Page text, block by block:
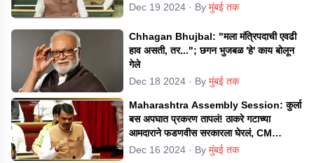
Dec 19 2024 · By मुंबई तक
Chhagan Bhujbal: "मला मंत्रिपदाची एवढी
हाव असती, तर..."; छगन भुजबळ 'हे' काय बोलून
गेले
Dec 18 2024 · By मुंबई तक
Maharashtra Assembly Session: कुर्ला
बस अपघात प्रकरण तापलं! ठाकरे गटाच्या
आमदाराने फडणवीस सरकारला घेरलं, CM
म्हणाले...
Dec 16 2024 · By मुंबई तक